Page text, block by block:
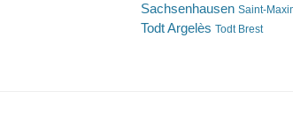
Sachsenhausen Saint-
Todt Argelès Todt Brest